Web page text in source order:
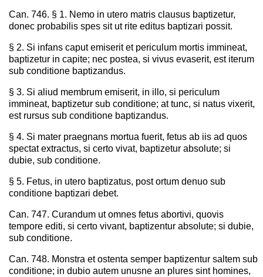
Can. 746. § 1. Nemo in utero matris clausus baptizetur,
donec probabilis spes sit ut rite editus baptizari possit.
§ 2. Si infans caput emiserit et periculum mortis immineat,
baptizetur in capite; nec postea, si vivus evaserit, est iterum
sub conditione baptizandus.
§ 3. Si aliud membrum emiserit, in illo, si periculum
immineat, baptizetur sub conditione; at tunc, si natus vixerit,
est rursus sub conditione baptizandus.
§ 4. Si mater praegnans mortua fuerit, fetus ab iis ad quos
spectat extractus, si certo vivat, baptizetur absolute; si
dubie, sub conditione.
§ 5. Fetus, in utero baptizatus, post ortum denuo sub
conditione baptizari debet.
Can. 747. Curandum ut omnes fetus abortivi, quovis
tempore editi, si certo vivant, baptizentur absolute; si dubie,
sub conditione.
Can. 748. Monstra et ostenta semper baptizentur saltem sub
conditione; in dubio autem unusne an plures sint homines,